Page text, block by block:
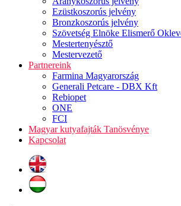
Ezüstkoszorús jelvény
Bronzkoszorús jelvény
Szövetség Elnöke Elismerő
Mestertenyésztő
Mestervezető
Partnereink
Farmina Magyarország
Generali Petcare - DBX Kft
Rebiopet
ONE
FCI
Magyar kutyafajták Tanösvénye
Kapcsolat